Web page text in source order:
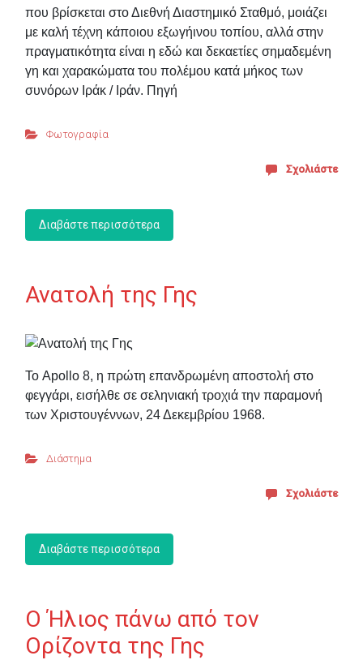
που βρίσκεται στο Διεθνή Διαστημικό Σταθμό, μοιάζει
με καλή τέχνη κάποιου εξωγήινου τοπίου, αλλά στην
πραγματικότητα είναι η εδώ και δεκαετίες σημαδεμένη
γη και χαρακώματα του πολέμου κατά μήκος των
συνόρων Ιράκ / Ιράν. Πηγή
Φωτογραφία
Σχολιάστε
Διαβάστε περισσότερα
Ανατολή της Γης
Το Apollo 8, η πρώτη επανδρωμένη αποστολή στο
φεγγάρι, εισήλθε σε σεληνιακή τροχιά την παραμονή
των Χριστουγέννων, 24 Δεκεμβρίου 1968.
Διάστημα
Σχολιάστε
Διαβάστε περισσότερα
Ο Ήλιος πάνω από τον
Ορίζοντα της Γης